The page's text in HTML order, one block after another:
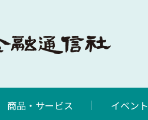
商品・サービス イベン